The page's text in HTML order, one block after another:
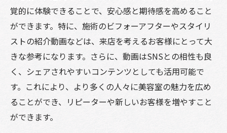
る
次世代の美容室へ導くためのホームページ活用
術
デジタルマーケティングと連携したプロモ
ーション戦略
AI技術を活用したパーソナライズされたコ
ンテンツ
チャットボットで顧客サポートを効率化
覚的に体験できることで、安心感と期待感を高めること
ができます。特に、施術のビフォーアフターやスタイリ
ストの紹介動画などは、来店を考えるお客様にとって大
きな参考になります。さらに、動画はSNSとの相性も良
く、シェアされやすいコンテンツとしても活用可能で
す。これにより、より多くの人々に美容室の魅力を広め
ることができ、リピーターや新しいお客様を増やすこと
ができます。